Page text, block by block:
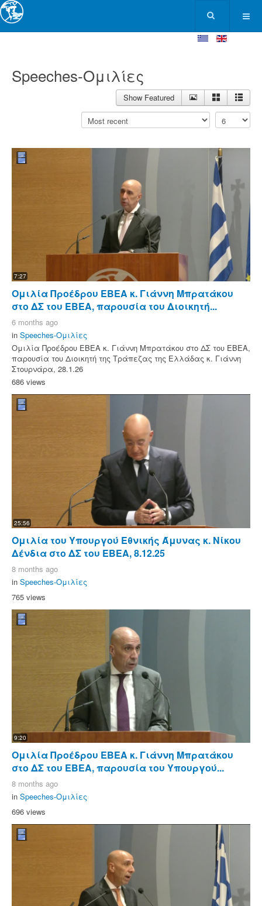
Speeches-Ομιλίες
Show Featured
7:27
Ομιλία Προέδρου ΕΒΕΑ κ. Γιάννη Μπρατάκου
στο ΔΣ του ΕΒΕΑ, παρουσία του Διοικητή...
6 months ago
in Speeches-Ομιλίες
Ομιλία Προέδρου ΕΒΕΑ κ. Γιάννη Μπρατάκου στο ΔΣ του ΕΒΕΑ,
παρουσία του Διοικητή της Τράπεζας της Ελλάδας κ. Γιάννη
Στουρνάρα, 28.1.26
686 views
25:56
Ομιλία του Υπουργού Εθνικής Άμυνας κ. Νίκου
Δένδια στο ΔΣ του ΕΒΕΑ, 8.12.25
8 months ago
in Speeches-Ομιλίες
765 views
9:20
Ομιλία Προέδρου ΕΒΕΑ κ. Γιάννη Μπρατάκου
στο ΔΣ του ΕΒΕΑ, παρουσία του Υπουργού...
8 months ago
in Speeches-Ομιλίες
696 views